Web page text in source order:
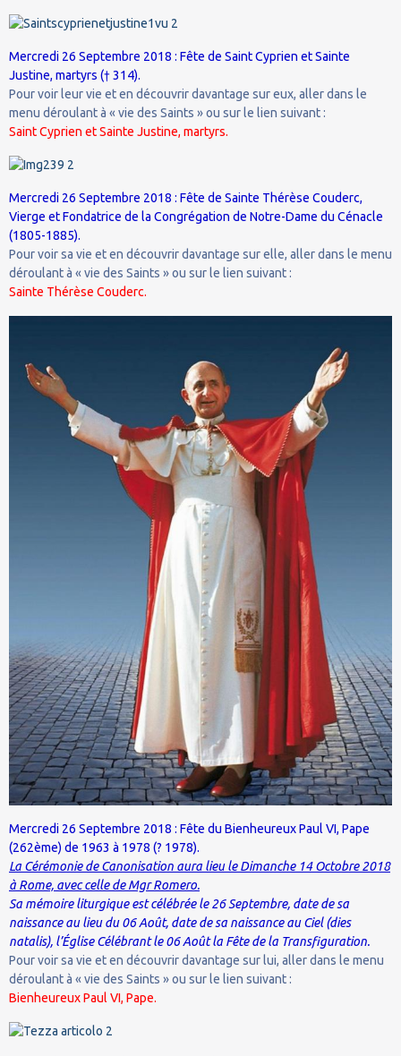
Mercredi 26 Septembre 2018 : Fête de Saint Cyprien et Sainte
Justine, martyrs († 314).
Pour voir leur vie et en découvrir davantage sur eux, aller dans le
menu déroulant à « vie des Saints » ou sur le lien suivant :
Saint Cyprien et Sainte Justine, martyrs.
Mercredi 26 Septembre 2018 : Fête de Sainte Thérèse Couderc,
Vierge et Fondatrice de la Congrégation de Notre-Dame du Cénacle
(1805-1885).
Pour voir sa vie et en découvrir davantage sur elle, aller dans le menu
déroulant à « vie des Saints » ou sur le lien suivant :
Sainte Thérèse Couderc.
Mercredi 26 Septembre 2018 : Fête du Bienheureux Paul VI, Pape
(262ème) de 1963 à 1978 (? 1978).
La Cérémonie de Canonisation aura lieu le Dimanche 14 Octobre 2018
à Rome, avec celle de Mgr Romero.
Sa mémoire liturgique est célébrée le 26 Septembre, date de sa
naissance au lieu du 06 Août, date de sa naissance au Ciel (dies
natalis), l’Église Célébrant le 06 Août la Fête de la Transfiguration.
Pour voir sa vie et en découvrir davantage sur lui, aller dans le menu
déroulant à « vie des Saints » ou sur le lien suivant :
Bienheureux Paul VI, Pape.